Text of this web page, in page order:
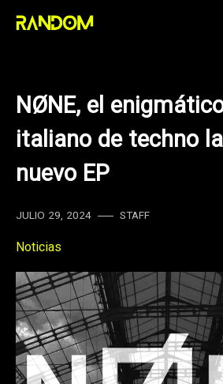
Skip
NØNE, el
italiano de techno
nuevo EP
JULIO 29, 2024 STAFF
Noticias